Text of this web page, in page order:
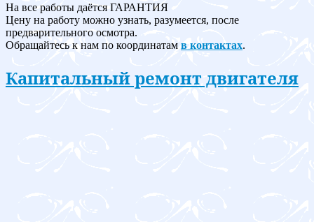
На все работы даётся ГАРАНТИЯ
Цену на работу можно узнать, разумеется, после
предварительного осмотра.
Обращайтесь к нам по координатам в контактах.
Капитальный ремонт двигателя